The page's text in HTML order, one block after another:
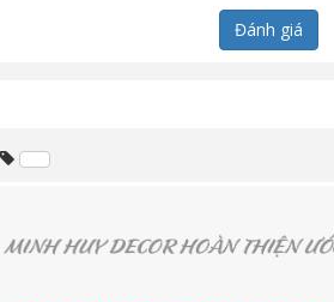
Đánh giá